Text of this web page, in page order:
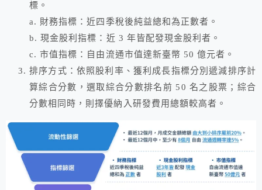
標。
a. 財務指標：近四季稅後純益總和為正數者。
b. 現金股利指標：近 3 年皆配發現金股利者。
c. 市值指標：自由流通市值達新臺幣 50 億元者。
排序方式：依照股利率、獲利成長指標分別遞減排序計
算綜合分數，選取綜合分數排名前 50 名之股票；綜合
分數相同時，則擇優納入研發費用總額較高者。